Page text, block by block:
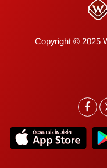
Copyright © 2025